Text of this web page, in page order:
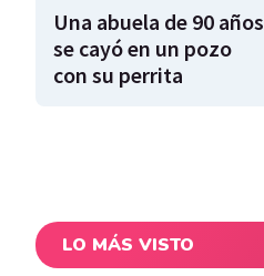
Una abuela de 90 años
se cayó en un pozo
con su perrita
LO MÁS VISTO